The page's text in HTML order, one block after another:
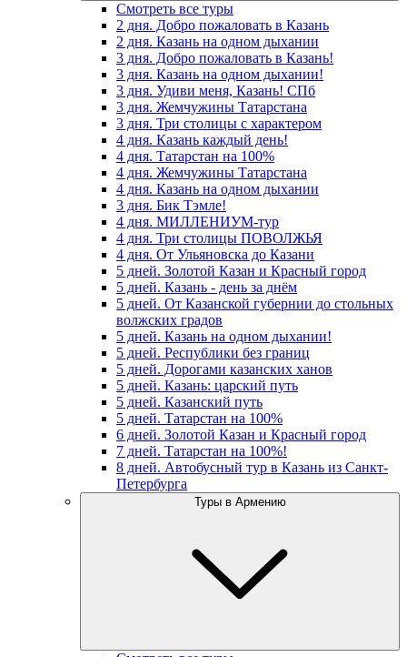
Смотреть все туры
2 дня. Добро пожаловать в Казань
2 дня. Казань на одном дыхании
3 дня. Добро пожаловать в Казань!
3 дня. Казань на одном дыхании!
3 дня. Удиви меня, Казань! СПб
3 дня. Жемчужины Татарстана
3 дня. Три столицы с характером
4 дня. Казань каждый день!
4 дня. Татарстан на 100%
4 дня. Жемчужины Татарстана
4 дня. Казань на одном дыхании
3 дня. Бик Тэмле!
4 дня. МИЛЛЕНИУМ-тур
4 дня. Три столицы ПОВОЛЖЬЯ
4 дня. От Ульяновска до Казани
5 дней. Золотой Казан и Красный город
5 дней. Казань - день за днём
5 дней. От Казанской губернии до стольных
волжских градов
5 дней. Казань на одном дыхании!
5 дней. Республики без границ
5 дней. Дорогами казанских ханов
5 дней. Казань: царский путь
5 дней. Казанский путь
5 дней. Татарстан на 100%
6 дней. Золотой Казан и Красный город
7 дней. Татарстан на 100%!
8 дней. Автобусный тур в Казань из Санкт-
Петербурга
Туры в Армению